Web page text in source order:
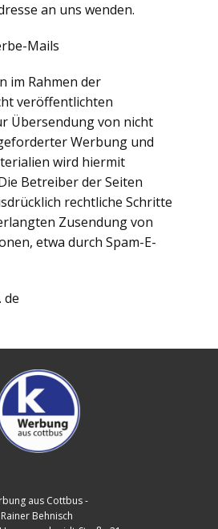
an uns wenden.
Mails
im Rahmen der
veröffentlichten
Übersendung von nicht
Werbung und
wird hiermit
Betreiber der Seiten
rechtliche Schritte
Zusendung von
etwa durch Spam-E-
de
aus Cottbus -
Rainer Behnisch